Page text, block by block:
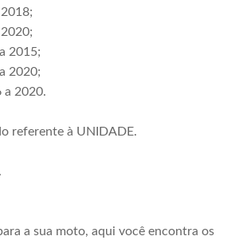
2015;
2020;
a 2020.
referente à UNIDADE.
a sua moto, aqui você encontra os